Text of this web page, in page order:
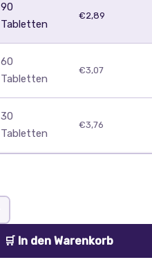
90
Tabletten
€2,89
60
Tabletten
€3,07
30
Tabletten
€3,76
🛒 In den Warenkorb